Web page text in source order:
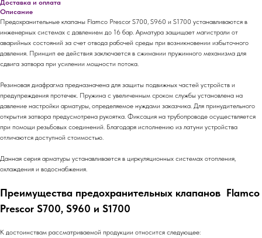
Доставка и оплата
Описание
Предохранительные клапаны Flamco Prescor S700, S960 и S1700 устанавливаются в
инженерных системах с давлением до 16 бар. Арматура защищает магистрали от
аварийных состояний за счет отвода рабочей среды при возникновении избыточного
давления. Принцип ее действия заключается в сжимании пружинного механизма для
сдвига затвора при усилении мощности потока.
Резиновая диафрагма предназначена для защиты подвижных частей устройств и
предупреждения протечек. Пружина с увеличенным сроком службы установлена на
давление настройки арматуры, определяемое нуждами заказчика. Для принудительного
открытия затвора предусмотрена рукоятка. Фиксация на трубопроводе осуществляется
при помощи резьбовых соединений. Благодаря исполнению из латуни устройства
отличаются доступной стоимостью.
Данная серия арматуры устанавливается в циркуляционных системах отопления,
охлаждения и водоснабжения.
Преимущества предохранительных клапанов Flamco
Prescor S700, S960 и S1700
К достоинствам рассматриваемой продукции относится следующее: